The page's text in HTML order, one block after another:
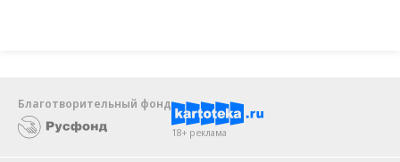
Благотворительный фонд
18+ реклама